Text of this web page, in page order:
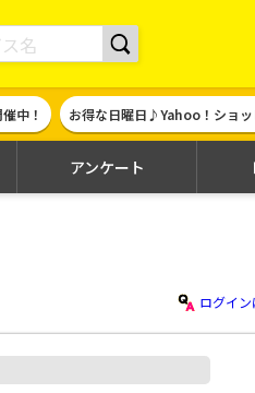
るポイントサイト | ハピタス
中！ お得な日曜日♪Yahoo！ショ
アンケート
ログイ